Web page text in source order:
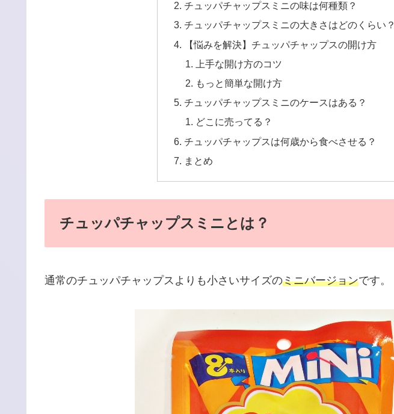
チュッパチャップスミニの味は何種類？
チュッパチャップスミニの大きさはどのくらい？
【悩みを解決】チュッパチャップスの開け方
上手な開け方のコツ
もっと簡単な開け方
チュッパチャップスミニのケースはある？
どこに売ってる？
チュッパチャップスは何歳から食べさせる？
まとめ
チュッパチャップスミニとは？
通常のチュッパチャップスよりも小さいサイズのミニバージョンです。